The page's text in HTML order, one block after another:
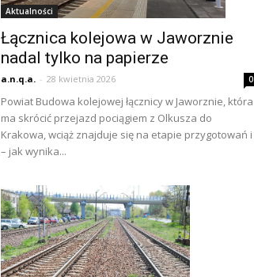
Aktualności
Łącznica kolejowa w Jaworznie
nadal tylko na papierze
a.n.q.a. - 28 kwietnia 2026 0
Powiat Budowa kolejowej łącznicy w Jaworznie, która
ma skrócić przejazd pociągiem z Olkusza do
Krakowa, wciąż znajduje się na etapie przygotowań i
– jak wynika...